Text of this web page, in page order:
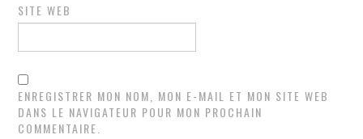
SITE WEB
ENREGISTRER MON NOM, MON E-MAIL ET MON SITE WEB
DANS LE NAVIGATEUR POUR MON PROCHAIN
COMMENTAIRE.